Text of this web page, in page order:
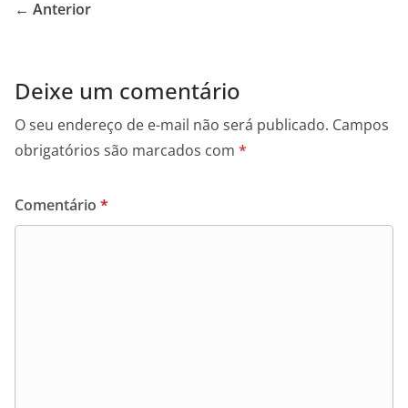
o
k
p
← Anterior
Deixe um comentário
O seu endereço de e-mail não será publicado. Campos
obrigatórios são marcados com *
Comentário *